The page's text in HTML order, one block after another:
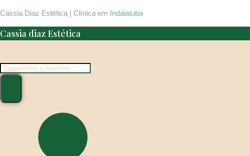
Cássia Diaz Estética | Clínica em Indaiatuba
Cassia diaz Estética
Pesquisar
produtos